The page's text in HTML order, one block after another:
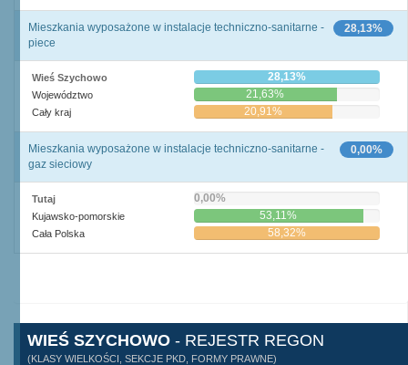
28,13%
Mieszkania wyposażone w instalacje techniczno-sanitarne -
piece
Wieś Szychowo 28,13%
Województwo 21,63%
Cały kraj 20,91%
0,00%
Mieszkania wyposażone w instalacje techniczno-sanitarne -
gaz sieciowy
Tutaj 0,00%
Kujawsko-pomorskie 53,11%
Cała Polska 58,32%
WIEŚ SZYCHOWO - REJESTR REGON
(KLASY WIELKOŚCI, SEKCJE PKD, FORMY PRAWNE)